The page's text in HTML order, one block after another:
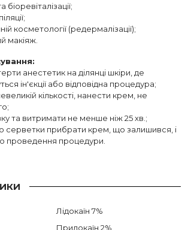
біоревіталізації;
косметології (редермалізації);
макіяж.
анестетик на ділянці шкіри, де
ін'єкції або відповідна процедура;
кількості, нанести крем, не
та витримати не менше ніж 25 хв.;
серветки прибрати крем, що залишився, і
проведення процедури.
Лідокаїн 7%
Прилокаїн 2%